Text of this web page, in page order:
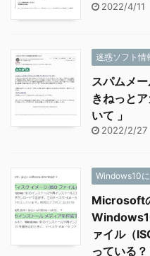
2022/4/11
迷惑ソフト情
スパムメ
きねっと
いて 」
2022/2/27
Windows10
Microsoft
ァイル（
っている？